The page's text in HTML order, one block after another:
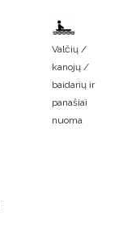
Valčių /
kanojų /
baidarių ir
panašiai
nuoma